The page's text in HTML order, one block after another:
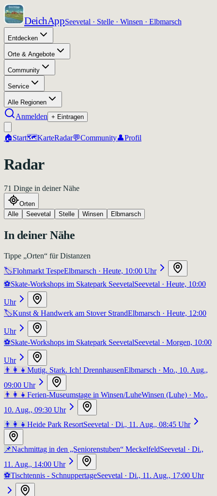
DeichAppSeevetal · Stelle · Winsen · Elbmarsch
Entdecken
Orte & Angebote
Community
Service
Alle Regionen
Anmelden + Eintragen
🏠Start🗺️KarteRadar💬Community👤Profil
Radar
71 Dinge in deiner Nähe
Orten
Alle
Seevetal Stelle Winsen Elbmarsch
In deiner Nähe
Tippe „Orten“ für Distanzen
🏷️Flohmarkt TespeElbmarsch · Heute, 10:00 Uhr
⚽Skate-Workshops im Skatepark SeevetalSeevetal · Heute, 10:00
Uhr
🏷️Kunst & Handwerk am Stover StrandElbmarsch · Heute, 12:00
Uhr
⚽Skate-Workshops im Skatepark SeevetalSeevetal · Morgen, 10:00
Uhr
👨‍👩‍👧 Mutig. Stark. Ich! DrennhausenElbmarsch · Mo., 10. Aug.,
09:00 Uhr
👨‍👩‍👧 Ferien-Museumstage in Winsen/LuheWinsen (Luhe) · Mo.,
10. Aug., 09:30 Uhr
👨‍👩‍👧 Heide Park ResortSeevetal · Di., 11. Aug., 08:45 Uhr
📌Nachmittag in den „Seniorenstuben“ MeckelfeldSeevetal · Di.,
11. Aug., 14:00 Uhr
⚽Tischtennis - SchnuppertageSeevetal · Di., 11. Aug., 17:00 Uhr